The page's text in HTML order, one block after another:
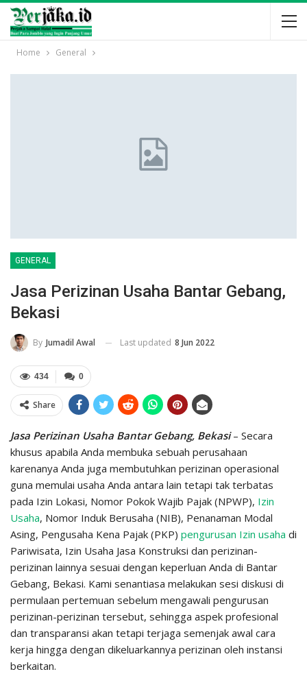
Home General
GENERAL
Jasa Perizinan Usaha Bantar Gebang,
Bekasi
By Jumadil Awal Last updated 8 Jun 2022
0
434
Share
Jasa Perizinan Usaha Bantar Gebang, Bekasi– Secara
khusus apabila Anda membuka sebuah perusahaan
karenanya Anda juga membutuhkan perizinan operasional
guna memulai usaha Anda antara lain tetapi tak terbatas
pada Izin Lokasi, Nomor Pokok Wajib Pajak (NPWP), Izin
Usaha, Nomor Induk Berusaha (NIB), Penanaman Modal
Asing, Pengusaha Kena Pajak (PKP) pengurusan Izin usaha di
Pariwisata, Izin Usaha Jasa Konstruksi dan perizinan-
perizinan lainnya sesuai dengan keperluan Anda di Bantar
Gebang, Bekasi. Kami senantiasa melakukan sesi diskusi di
permulaan pertemuan sebelum mengawali pengurusan
perizinan-perizinan tersebut, sehingga aspek profesional
dan transparansi akan tetapi terjaga semenjak awal cara
kerja hingga dengan dikeluarkannya perizinan oleh instansi
berkaitan.